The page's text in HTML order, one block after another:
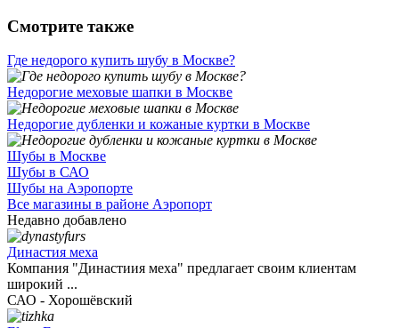
Смотрите также
Где недорого купить шубу в Москве?
Недорогие меховые шапки в Москве
Недорогие дубленки и кожаные куртки в Москве
Шубы в Москве
Шубы в САО
Шубы на Аэропорте
Все магазины в районе Аэропорт
Недавно добавлено
Династия меха
Компания "Династиия меха" предлагает своим клиентам
широкий ...
САО - Хорошёвский